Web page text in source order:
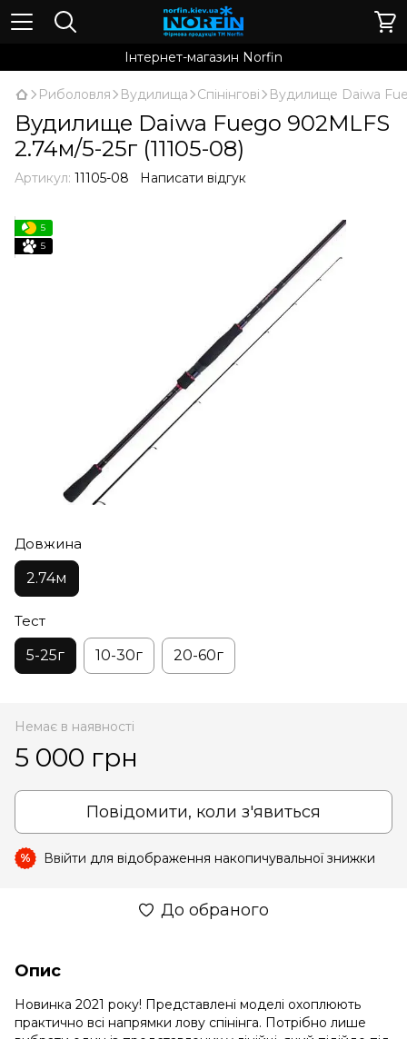
Інтернет-магазин Norfin
Риболовля Вудилища Спінінгові Вудилище Daiwa
Вудилище Daiwa Fuego 902MLFS
2.74м/5-25г (11105-08)
Артикул: 11105-08 Написати відгук
5
5
Довжина
2.74м
Тест
5-25г
10-30г 20-60г
Немає в наявності
5 000 грн
Повідомити, коли з'явиться
% Ввійти для відображення накопичувальної знижки
До обраного
Опис
Новинка 2021 року! Представлені моделі охоплюють
практично всі напрямки лову спінінга. Потрібно лише